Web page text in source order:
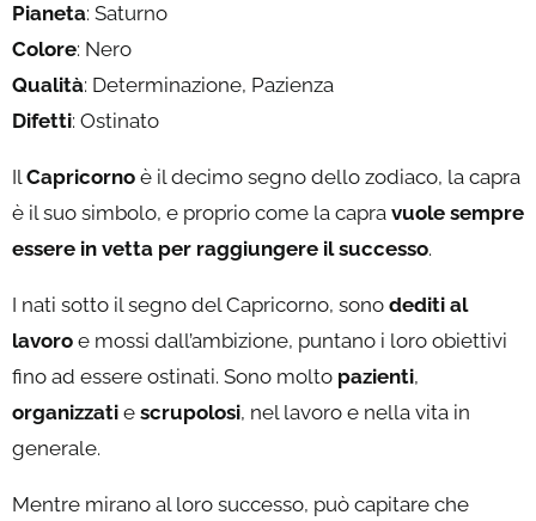
Pianeta: Saturno
Colore: Nero
Qualità: Determinazione, Pazienza
Difetti: Ostinato
IlCapricorno è il decimo segno dello zodiaco, la capra
è il suo simbolo, e proprio come la capra vuole sempre
essere in vetta per raggiungere il successo.
I nati sotto il segno del Capricorno, sono dediti al
lavoro e mossi dall’ambizione, puntano i loro obiettivi
fino ad essere ostinati. Sono molto pazienti,
organizzati e scrupolosi, nel lavoro e nella vita in
generale.
Mentre mirano al loro successo, può capitare che